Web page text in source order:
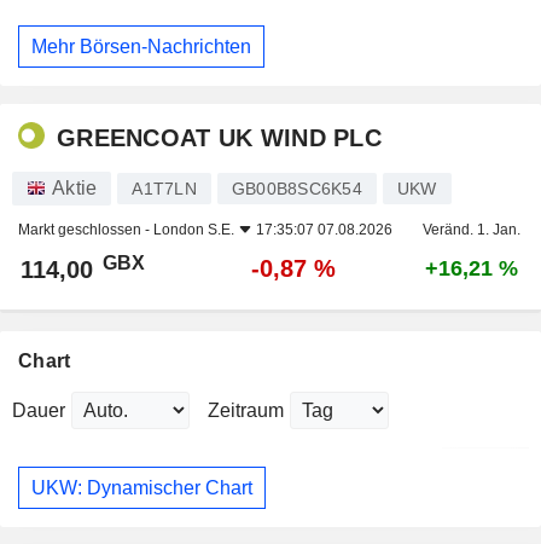
Mehr Börsen-Nachrichten
GREENCOAT UK WIND PLC
Aktie A1T7LN GB00B8SC6K54 UKW
Markt geschlossen - London S.E. 17:35:07 07.08.2026 Veränd. 1. Jan.
114,00 GBX -0,87 % +16,21 %
Chart
Dauer Zeitraum
UKW: Dynamischer Chart